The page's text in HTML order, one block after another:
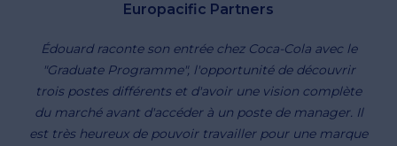
Europacific Partners
Édouard raconte son entrée chez Coca-Cola avec le
"Graduate Programme", l'opportunité de découvrir
trois postes différents et d'avoir une vision complète
du marché avant d'accéder à un poste de manager. Il
est très heureux de pouvoir travailler pour une marque